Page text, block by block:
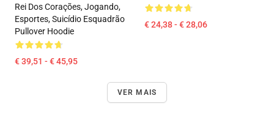
Rei Dos Corações, Jogando,
Esportes, Suicídio Esquadrão
Pullover Hoodie
€ 39,51 - € 45,95
€ 24,38 - € 28,06
VER MAIS